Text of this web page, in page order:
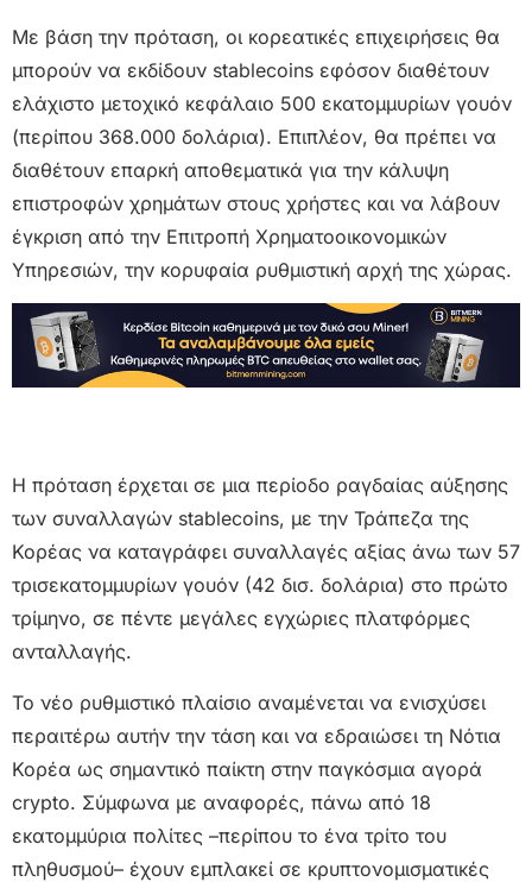
Με βάση την πρόταση, οι κορεατικές επιχειρήσεις θα
μπορούν να εκδίδουν stablecoins εφόσον διαθέτουν
ελάχιστο μετοχικό κεφάλαιο 500 εκατομμυρίων γουόν
(περίπου 368.000 δολάρια). Επιπλέον, θα πρέπει να
διαθέτουν επαρκή αποθεματικά για την κάλυψη
επιστροφών χρημάτων στους χρήστες και να λάβουν
έγκριση από την Επιτροπή Χρηματοοικονομικών
Υπηρεσιών, την κορυφαία ρυθμιστική αρχή της χώρας.
Η πρόταση έρχεται σε μια περίοδο ραγδαίας αύξησης
των συναλλαγών stablecoins, με την Τράπεζα της
Κορέας να καταγράφει συναλλαγές αξίας άνω των 57
τρισεκατομμυρίων γουόν (42 δισ. δολάρια) στο πρώτο
τρίμηνο, σε πέντε μεγάλες εγχώριες πλατφόρμες
ανταλλαγής.
Το νέο ρυθμιστικό πλαίσιο αναμένεται να ενισχύσει
περαιτέρω αυτήν την τάση και να εδραιώσει τη Νότια
Κορέα ως σημαντικό παίκτη στην παγκόσμια αγορά
crypto. Σύμφωνα με αναφορές, πάνω από 18
εκατομμύρια πολίτες –περίπου το ένα τρίτο του
πληθυσμού– έχουν εμπλακεί σε κρυπτονομισματικές